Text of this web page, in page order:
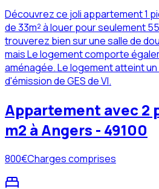
Découvrez ce joli appartement 1
de 33m² à louer pour seulement
trouverez bien sur une salle de
mais Le logement comporte
aménagée. Le logement atteint un
d'émission de GES de VI.
Appartement avec 2
m2 à Angers - 49100
800€Charges comprises